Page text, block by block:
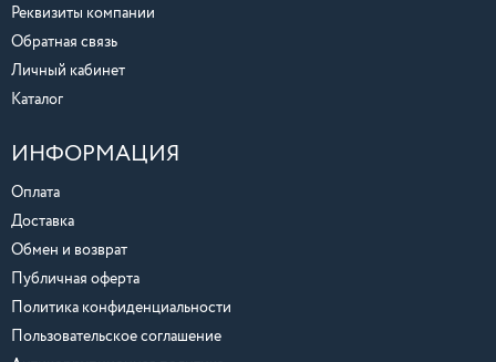
Реквизиты компании
Обратная связь
Личный кабинет
Каталог
ИНФОРМАЦИЯ
Оплата
Доставка
Обмен и возврат
Публичная оферта
Политика конфиденциальности
Пользовательское соглашение